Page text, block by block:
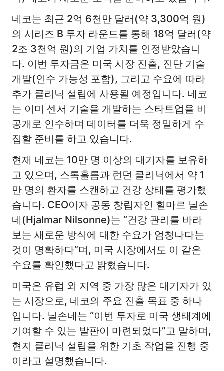
네코는 최근 2억 6천만 달러(약 3,300억 원)
의 시리즈 B 투자 라운드를 통해 18억 달러(약
2조 3천억 원)의 기업 가치를 인정받았습니
다. 이번 투자금은 미국 시장 진출, 진단 기술
개발(인수 가능성 포함), 그리고 수요에 따라
추가 클리닉 설립에 사용될 예정입니다. 네코
는 이미 센서 기술을 개발하는 스타트업을 비
공개로 인수하며 데이터를 더욱 정밀하게 수
집할 준비를 하고 있습니다.
현재 네코는 10만 명 이상의 대기자를 보유하
고 있으며, 스톡홀름과 런던 클리닉에서 약 1
만 명의 환자를 스캔하고 건강 상태를 평가했
습니다. CEO이자 공동 창립자인 힐마르 닐손
네(Hjalmar Nilsonne)는 “건강 관리를 바라
보는 새로운 방식에 대한 수요가 엄청나다는
것이 명확하다”며, 미국 시장에서도 이 같은
수요를 확인했다고 밝혔습니다.
미국은 유럽 외 지역 중 가장 많은 대기자가 있
는 시장으로, 네코의 주요 진출 목표 중 하나
입니다. 닐손네는 “이번 투자로 미국 생태계에
기여할 수 있는 발판이 마련되었다”고 말하며,
현지 클리닉 설립을 위한 기초 작업을 진행 중
이라고 설명했습니다.